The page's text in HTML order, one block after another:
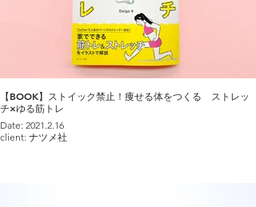
【BOOK】ストイック禁止！痩せる体をつくる ストレッ
チ×ゆる筋トレ
Date: 2021.2.16
client: ナツメ社